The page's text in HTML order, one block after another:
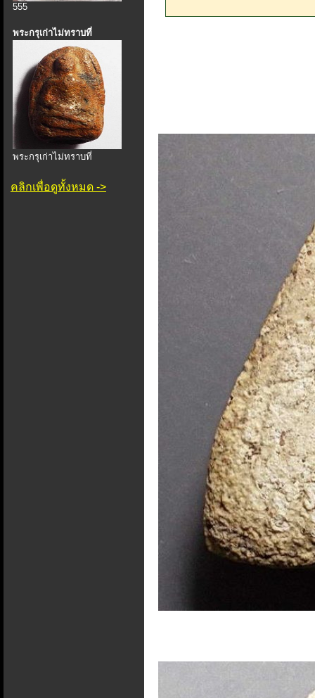
555
พระกรุเก่าไม่ทราบที่
พระกรุเก่าไม่ทราบที่
คลิกเพื่อดูทั้งหมด ->